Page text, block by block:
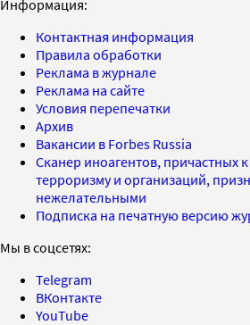
Информация:
Контактная информация
Правила обработки
Реклама в журнале
Реклама на сайте
Условия перепечатки
Архив
Вакансии в Forbes Russia
Сканер иноагентов, причастных
терроризму и организаций,
нежелательными
Подписка на печатную версию
Мы в соцсетях:
Telegram
ВКонтакте
YouTube